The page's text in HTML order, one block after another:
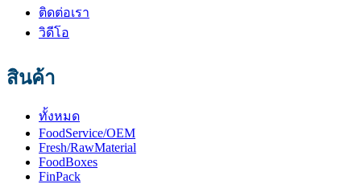
ติดต่อเรา
วิดีโอ
สินค้า
ทั้งหมด
FoodService/OEM
Fresh/RawMaterial
FoodBoxes
FinPack